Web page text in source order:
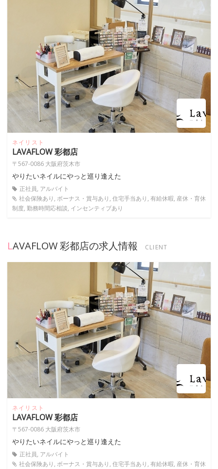
ネイリスト
LAVAFLOW 彩都店
〒567-0086 大阪府茨木市
やりたいネイルにやっと巡り逢えた
正社員, アルバイト
社会保険あり, ボーナス・賞与あり, 住宅手当あり, 有給休暇, 産休・育休
制度, 勤務時間応相談, インセンティブあり
LAVAFLOW 彩都店の求人情報 CLIENT
ネイリスト
LAVAFLOW 彩都店
〒567-0086 大阪府茨木市
やりたいネイルにやっと巡り逢えた
正社員, アルバイト
社会保険あり, ボーナス・賞与あり, 住宅手当あり, 有給休暇, 産休・育休